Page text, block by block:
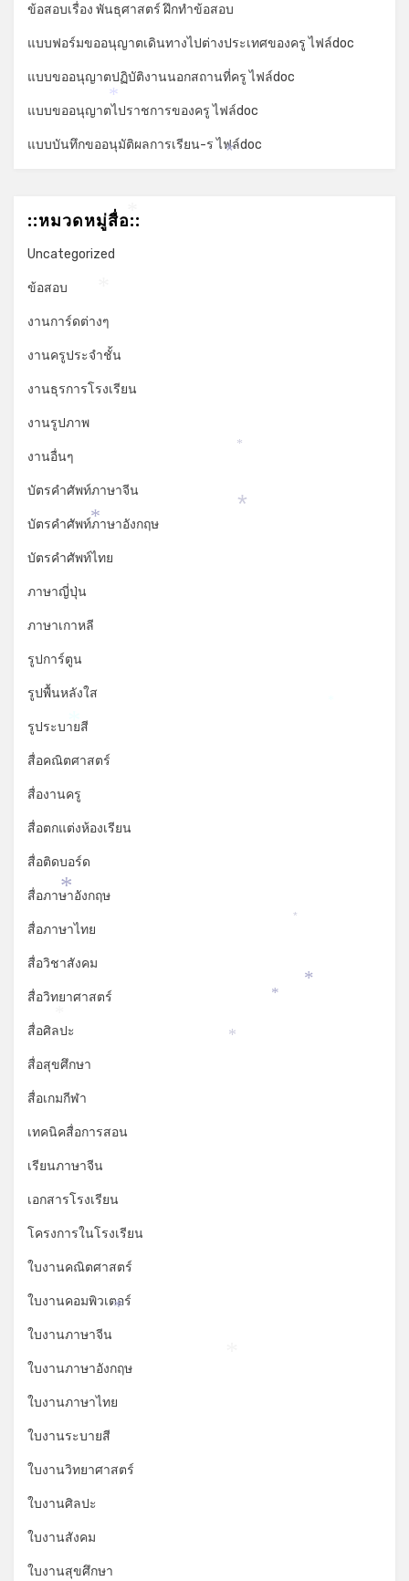
ข้อสอบเรื่อง พันธุศาสตร์ ฝึกทำข้อสอบ
แบบฟอร์มขออนุญาตเดินทางไปต่างประเทศของครู ไฟล์doc
แบบขออนุญาตปฏิบัติงานนอกสถานที่ครู ไฟล์doc
แบบขออนุญาตไปราชการของครู ไฟล์doc
แบบบันทึกขออนุมัติผลการเรียน-ร ไฟล์doc
::หมวดหมู่สื่อ::
Uncategorized
ข้อสอบ
งานการ์ดต่างๆ
งานครูประจำชั้น
งานธุรการโรงเรียน
งานรูปภาพ
งานอื่นๆ
บัตรคำศัพท์ภาษาจีน
บัตรคำศัพท์ภาษาอังกฤษ
บัตรคำศัพท์ไทย
ภาษาญี่ปุ่น
ภาษาเกาหลี
รูปการ์ตูน
รูปพื้นหลังใส
รูประบายสี
สื่อคณิตศาสตร์
สื่องานครู
สื่อตกแต่งห้องเรียน
สื่อติดบอร์ด
สื่อภาษาอังกฤษ
สื่อภาษาไทย
สื่อวิชาสังคม
สื่อวิทยาศาสตร์
สื่อศิลปะ
สื่อสุขศึกษา
สื่อเกมกีฬา
เทคนิคสื่อการสอน
เรียนภาษาจีน
เอกสารโรงเรียน
โครงการในโรงเรียน
ใบงานคณิตศาสตร์
ใบงานคอมพิวเตอร์
ใบงานภาษาจีน
ใบงานภาษาอังกฤษ
ใบงานภาษาไทย
ใบงานระบายสี
ใบงานวิทยาศาสตร์
ใบงานศิลปะ
ใบงานสังคม
ใบงานสุขศึกษา
*
*
*
*
*
*